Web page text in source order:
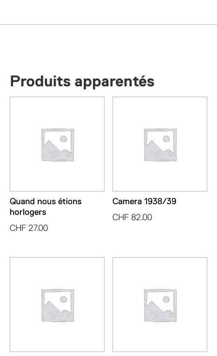
Produits apparentés
Quand nous étions
horlogers
CHF 27.00
Camera 1938/39
CHF 82.00